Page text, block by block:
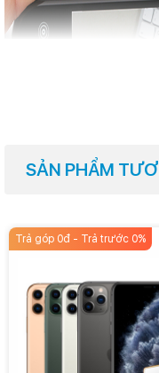
SẢN PHẨM
Trả góp 0đ - Trả trước 0%